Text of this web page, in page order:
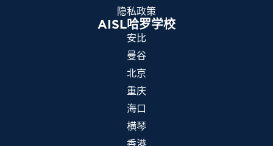
隐私政策
AISL哈罗学校
安比
曼谷
北京
重庆
海口
横琴
香港